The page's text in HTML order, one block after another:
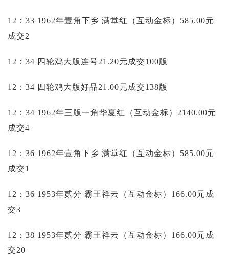
12：33 1962年壹角下乡 满堂红（互动金标）585.00元
成交2
12：34 四轮鸡大版连号21.20元成交100版
12：34 四轮鸡大版好品21.00元成交138版
12：34 1962年三版一角华夏红（互动金标）2140.00元
成交4
12：36 1962年壹角下乡 满堂红（互动金标）585.00元
成交1
12：36 1953年贰分 霸王祥云（互动金标）166.00元成
交3
12：38 1953年贰分 霸王祥云（互动金标）166.00元成
交20